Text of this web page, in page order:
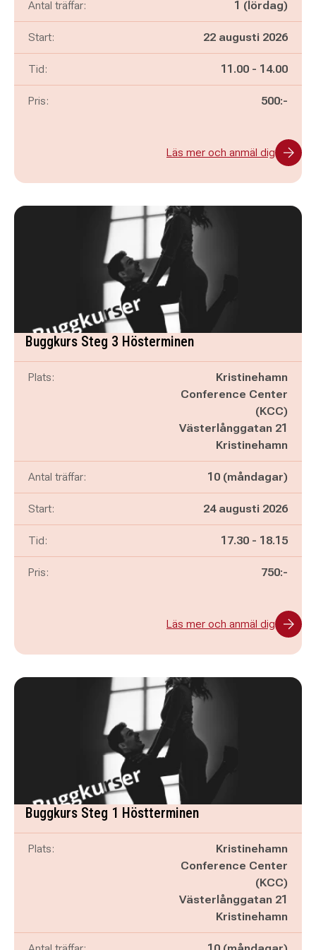
Antal träffar: 1 (lördag)
Start: 22 augusti 2026
Tid: Pågår mellan
11.00 - och
14.00
Pris: 500:-
Läs mer och anmäl dig
Buggkurs Steg 3 Hösterminen
Plats:
Kristinehamn
Conference Center
(KCC)
Västerlånggatan 21
Kristinehamn
Antal träffar: 10 (måndagar)
Start: 24 augusti 2026
Tid: Pågår mellan
17.30 - och
18.15
Pris: 750:-
Läs mer och anmäl dig
Buggkurs Steg 1 Höstterminen
Plats:
Kristinehamn
Conference Center
(KCC)
Västerlånggatan 21
Kristinehamn